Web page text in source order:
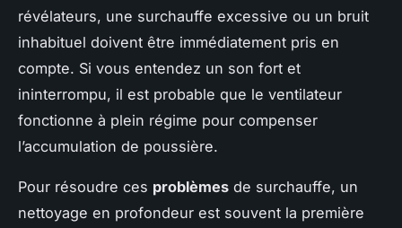
révélateurs, une surchauffe excessive ou un bruit
inhabituel doivent être immédiatement pris en
compte. Si vous entendez un son fort et
ininterrompu, il est probable que le ventilateur
fonctionne à plein régime pour compenser
l’accumulation de poussière.
Pour résoudre ces problèmes de surchauffe, un
nettoyage en profondeur est souvent la première